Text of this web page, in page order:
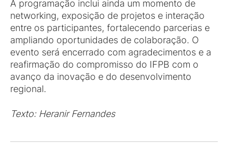
A programação inclui ainda um momento de
networking, exposição de projetos e interação
entre os participantes, fortalecendo parcerias e
ampliando oportunidades de colaboração. O
evento será encerrado com agradecimentos e a
reafirmação do compromisso do IFPB com o
avanço da inovação e do desenvolvimento
regional.
Texto: Heranir Fernandes